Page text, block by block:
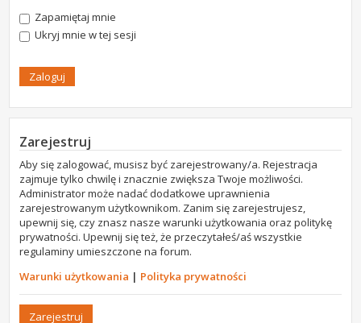
Zapamiętaj mnie
Ukryj mnie w tej sesji
Zarejestruj
Aby się zalogować, musisz być zarejestrowany/a. Rejestracja
zajmuje tylko chwilę i znacznie zwiększa Twoje możliwości.
Administrator może nadać dodatkowe uprawnienia
zarejestrowanym użytkownikom. Zanim się zarejestrujesz,
upewnij się, czy znasz nasze warunki użytkowania oraz politykę
prywatności. Upewnij się też, że przeczytałeś/aś wszystkie
regulaminy umieszczone na forum.
Warunki użytkowania | Polityka prywatności
Zarejestruj